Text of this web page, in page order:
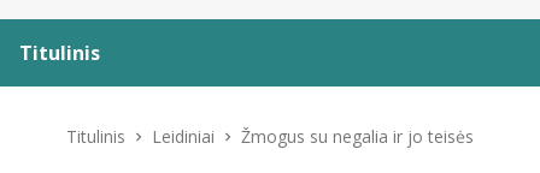
Titulinis
Titulinis Leidiniai Žmogus su negalia ir jo teisės